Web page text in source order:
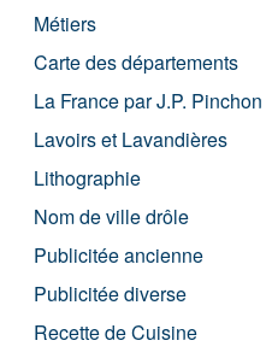
Métiers
Carte des départements
La France par J.P. Pinchon
Lavoirs et Lavandières
Lithographie
Nom de ville drôle
Publicitée ancienne
Publicitée diverse
Recette de Cuisine